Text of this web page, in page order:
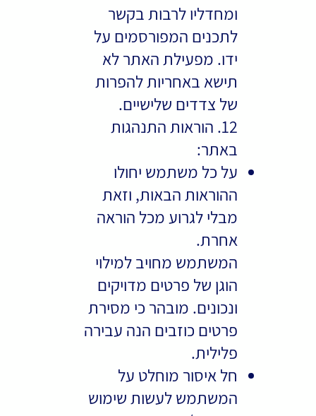
ומחדליו לרבות בקשר
לתכנים המפורסמים על
ידו. מפעילת האתר לא
תישא באחריות להפרות
של צדדים שלישיים.
12. הוראות התנהגות
באתר:
על כל משתמש יחולו
ההוראות הבאות, וזאת
מבלי לגרוע מכל הוראה
אחרת.
המשתמש מחויב למילוי
הוגן של פרטים מדויקים
ונכונים. מובהר כי מסירת
פרטים כוזבים הנה עבירה
פלילית.
חל איסור מוחלט על
המשתמש לעשות שימוש